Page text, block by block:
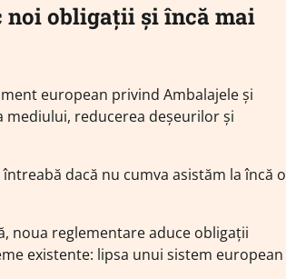
noi obligații și încă mai
european privind Ambalajele și
mediului, reducerea deșeurilor și
dacă nu cumva asistăm la încă o
noua reglementare aduce obligații
existente: lipsa unui sistem european